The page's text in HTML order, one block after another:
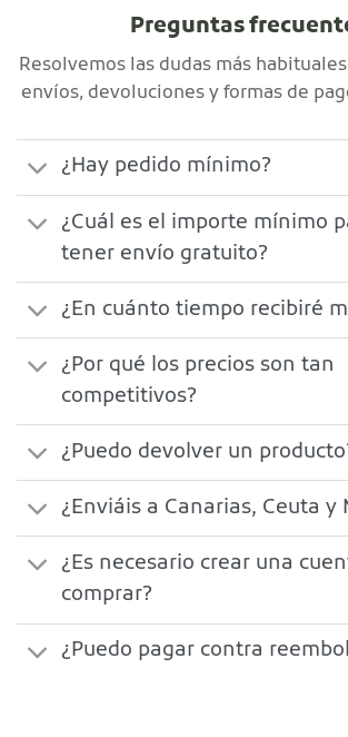
Preguntas
Resolvemos las dudas más
envíos, devoluciones y formas de
¿Hay pedido mínimo?
¿Cuál es el importe mínimo
tener envío gratuito?
¿En cuánto tiempo recibiré
¿Por qué los precios son tan
competitivos?
¿Puedo devolver un
¿Enviáis a Canarias, Ceuta y
¿Es necesario crear una
comprar?
¿Puedo pagar contra